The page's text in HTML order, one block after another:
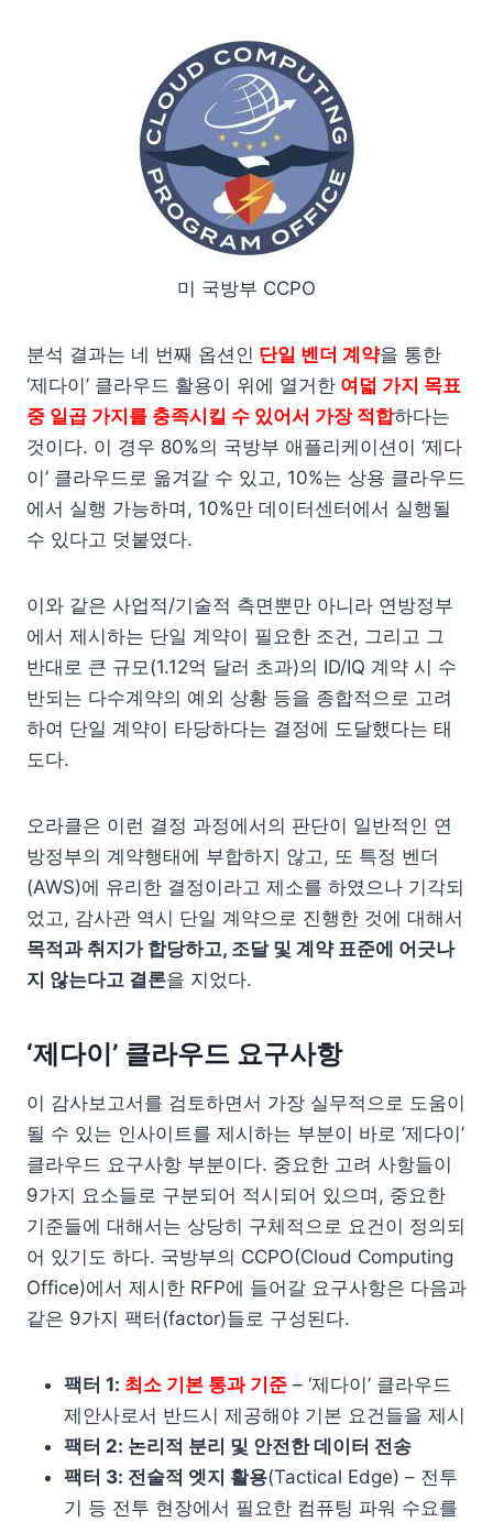
미 국방부 CCPO
분석 결과는 네 번째 옵션인 단일 벤더 계약을 통한
‘제다이’ 클라우드 활용이 위에 열거한 여덟 가지 목표
중 일곱 가지를 충족시킬 수 있어서 가장 적합하다는
것이다. 이 경우 80%의 국방부 애플리케이션이 ‘제다
이’ 클라우드로 옮겨갈 수 있고, 10%는 상용 클라우드
에서 실행 가능하며, 10%만 데이터센터에서 실행될
수 있다고 덧붙였다.
이와 같은 사업적/기술적 측면뿐만 아니라 연방정부
에서 제시하는 단일 계약이 필요한 조건, 그리고 그
반대로 큰 규모(1.12억 달러 초과)의 ID/IQ 계약 시 수
반되는 다수계약의 예외 상황 등을 종합적으로 고려
하여 단일 계약이 타당하다는 결정에 도달했다는 태
도다.
오라클은 이런 결정 과정에서의 판단이 일반적인 연
방정부의 계약행태에 부합하지 않고, 또 특정 벤더
(AWS)에 유리한 결정이라고 제소를 하였으나 기각되
었고, 감사관 역시 단일 계약으로 진행한 것에 대해서
목적과 취지가 합당하고, 조달 및 계약 표준에 어긋나
지 않는다고 결론을 지었다.
‘제다이’ 클라우드 요구사항
이 감사보고서를 검토하면서 가장 실무적으로 도움이
될 수 있는 인사이트를 제시하는 부분이 바로 ‘제다이’
클라우드 요구사항 부분이다. 중요한 고려 사항들이
9가지 요소들로 구분되어 적시되어 있으며, 중요한
기준들에 대해서는 상당히 구체적으로 요건이 정의되
어 있기도 하다. 국방부의 CCPO(Cloud Computing
Office)에서 제시한 RFP에 들어갈 요구사항은 다음과
같은 9가지 팩터(factor)들로 구성된다.
팩터 1: 최소 기본 통과 기준 – ‘제다이’ 클라우드
제안사로서 반드시 제공해야 기본 요건들을 제시
팩터 2: 논리적 분리 및 안전한 데이터 전송
팩터 3: 전술적 엣지 활용(Tactical Edge) – 전투
기 등 전투 현장에서 필요한 컴퓨팅 파워 수요를